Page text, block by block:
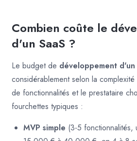
Combien coûte le
d'un SaaS ?
Le budget de développement d'un
considérablement selon la
de fonctionnalités et le prestataire
fourchettes typiques :
MVP simple (3-5